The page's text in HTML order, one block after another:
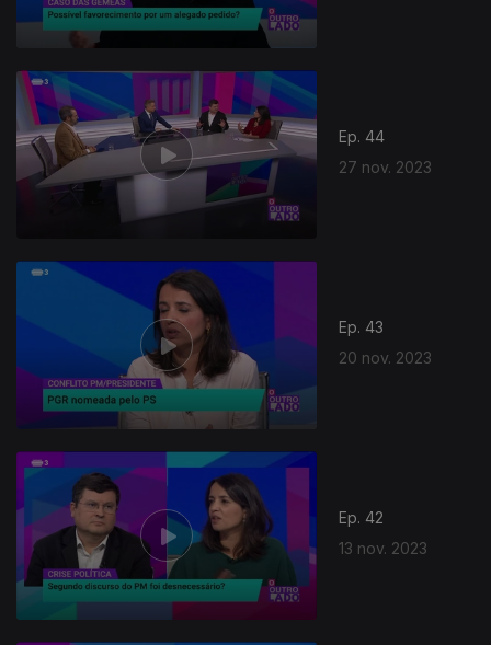
Ep. 44
27 nov. 2023
Ep. 43
20 nov. 2023
Ep. 42
13 nov. 2023